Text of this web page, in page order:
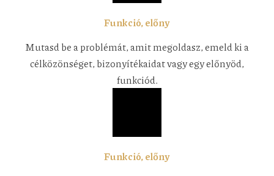
Funkció, előny
Mutasd be a problémát, amit megoldasz, emeld ki a
célközönséget, bizonyítékaidat vagy egy előnyöd,
funkciód.
Funkció, előny